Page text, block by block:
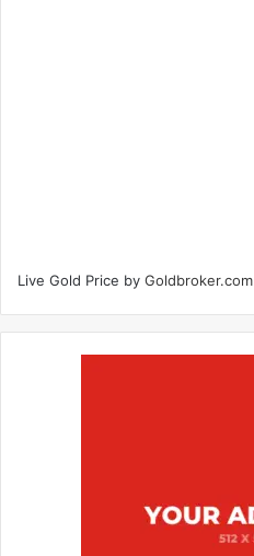
Live Gold Price by Goldbroker.com